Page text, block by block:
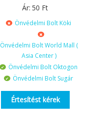
Ár: 50 Ft
Önvédelmi Bolt Köki
Önvédelmi Bolt World Mall (
Asia Center )
Önvédelmi Bolt Oktogon
Önvédelmi Bolt Sugár
Értesítést kérek